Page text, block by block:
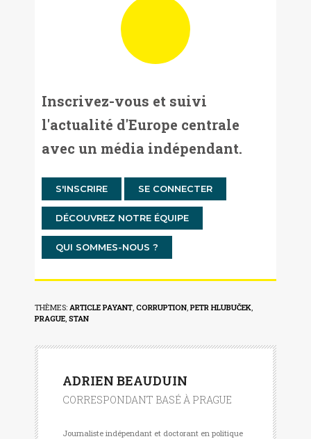
Inscrivez-vous et suivi
l'actualité d'Europe centrale
avec un média indépendant.
S'INSCRIRE SE CONNECTER
DÉCOUVREZ NOTRE ÉQUIPE
QUI SOMMES-NOUS ?
THÈMES: ARTICLE PAYANT CORRUPTION ,PETR HLUBUČEK
PRAGUE STAN
ADRIEN BEAUDUIN
CORRESPONDANT BASÉ À PRAGUE
Journaliste indépendant et doctorant en politique